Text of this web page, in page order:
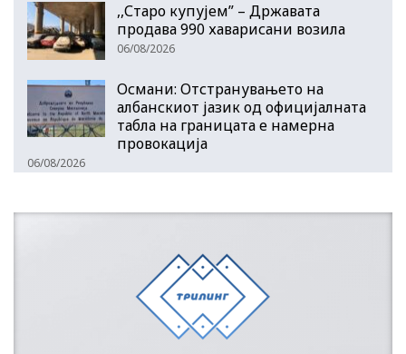
,,Старо купујем” – Државата
продава 990 хаварисани возила
06/08/2026
Османи: Отстранувањето на
албанскиот јазик од официјалната
табла на границата е намерна
провокација
06/08/2026